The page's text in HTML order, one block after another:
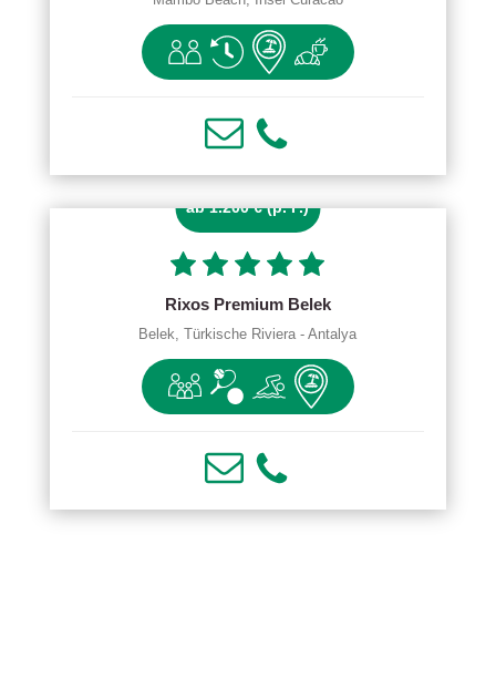
ab 1.200 € (p. P.)
Rixos Premium Belek
Belek, Türkische Riviera - Antalya